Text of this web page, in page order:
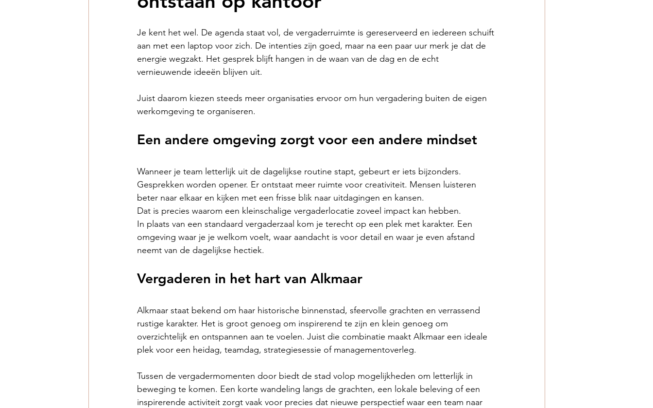
Je kent het wel. De agenda staat vol, de vergaderruimte is gereserveerd en iedereen schuift
aan met een laptop voor zich. De intenties zijn goed, maar na een paar uur merk je dat de
energie wegzakt. Het gesprek blijft hangen in de waan van de dag en de echt
vernieuwende ideeën blijven uit.
Juist daarom kiezen steeds meer organisaties ervoor om hun vergadering buiten de eigen
werkomgeving te organiseren.
Een andere omgeving zorgt voor een andere mindset
Wanneer je team letterlijk uit de dagelijkse routine stapt, gebeurt er iets bijzonders.
Gesprekken worden opener. Er ontstaat meer ruimte voor creativiteit. Mensen luisteren
beter naar elkaar en kijken met een frisse blik naar uitdagingen en kansen.
Dat is precies waarom een kleinschalige vergaderlocatie zoveel impact kan hebben.
In plaats van een standaard vergaderzaal kom je terecht op een plek met karakter. Een
omgeving waar je je welkom voelt, waar aandacht is voor detail en waar je even afstand
neemt van de dagelijkse hectiek.
Vergaderen in het hart van Alkmaar
Alkmaar staat bekend om haar historische binnenstad, sfeervolle grachten en verrassend
rustige karakter. Het is groot genoeg om inspirerend te zijn en klein genoeg om
overzichtelijk en ontspannen aan te voelen. Juist die combinatie maakt Alkmaar een ideale
plek voor een heidag, teamdag, strategiesessie of managementoverleg.
Tussen de vergadermomenten door biedt de stad volop mogelijkheden om letterlijk in
beweging te komen. Een korte wandeling langs de grachten, een lokale beleving of een
inspirerende activiteit zorgt vaak voor precies dat nieuwe perspectief waar een team naar